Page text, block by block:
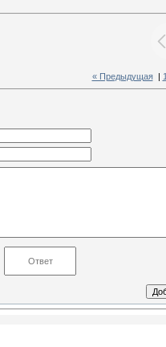
« Предыдущая|